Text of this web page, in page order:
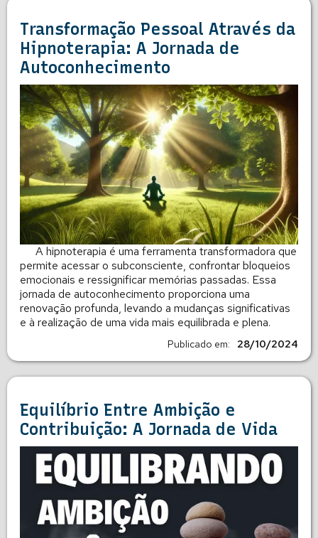
Transformação Pessoal Através da
Hipnoterapia: A Jornada de
Autoconhecimento
A hipnoterapia é uma ferramenta transformadora que
permite acessar o subconsciente, confrontar bloqueios
emocionais e ressignificar memórias passadas. Essa
jornada de autoconhecimento proporciona uma
renovação profunda, levando a mudanças significativas
e à realização de uma vida mais equilibrada e plena.
Publicado em: 28/10/2024
Equilíbrio Entre Ambição e
Contribuição: A Jornada de Vida